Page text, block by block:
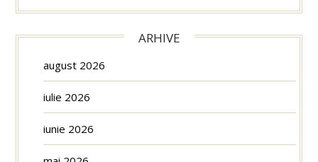
ARHIVE
august 2026
iulie 2026
iunie 2026